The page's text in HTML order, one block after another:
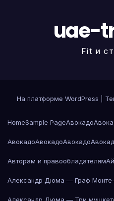
uae-
Fit и
На платформе WordPress
HomeSample PageАвокадо
АвокадоАвокадоАвокадо
Авторам и правообладателям
Александр Дюма — Граф
Александр Дюма — Три